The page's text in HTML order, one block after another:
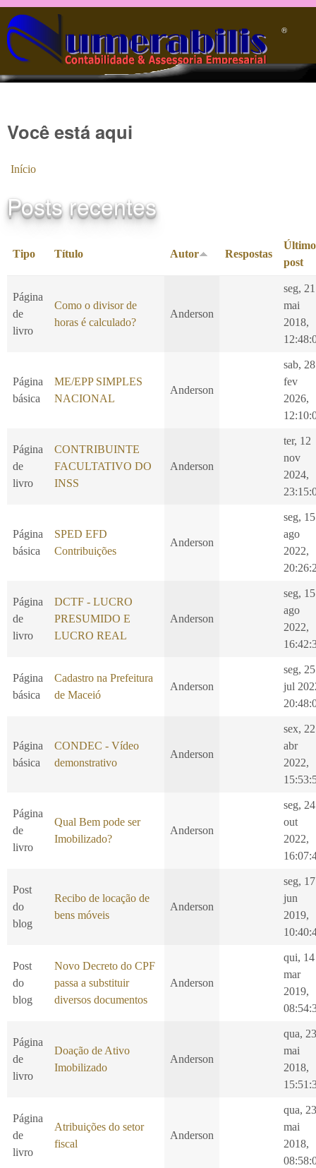
Pular para o conteúdo principal
®️
Você está aqui
Início
Posts recentes
Tipo Título Autor Respostas
Último
post
Página
de
livro
Como o divisor de
horas é calculado?
Anderson
seg, 21
mai
2018,
Página
básica
ME/EPP SIMPLES
NACIONAL
Anderson
sab, 28
fev
2026,
Página
de
livro
CONTRIBUINTE
FACULTATIVO DO
INSS
Anderson
ter, 12
nov
2024,
Página
básica
SPED EFD
Contribuições
Anderson
seg, 15
ago
2022,
Página
de
livro
DCTF - LUCRO
PRESUMIDO E
LUCRO REAL
Anderson
seg, 15
ago
2022,
Página
básica
Cadastro na Prefeitura
de Maceió
Anderson
seg, 25
jul
Página
básica
CONDEC - Vídeo
demonstrativo
Anderson
sex, 22
abr
2022,
Página
de
livro
Qual Bem pode ser
Imobilizado?
Anderson
seg, 24
out
2022,
Post
do
blog
Recibo de locação de
bens móveis
Anderson
seg, 17
jun
2019,
Post
do
blog
Novo Decreto do CPF
passa a substituir
diversos documentos
Anderson
qui, 14
mar
2019,
Página
de
livro
Doação de Ativo
Imobilizado
Anderson
qua, 23
mai
2018,
Página
de
livro
Atribuições do setor
fiscal
Anderson
qua, 23
mai
2018,